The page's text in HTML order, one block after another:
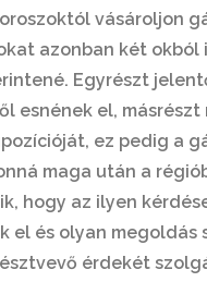
vásároljon
azonban két okból
Egyrészt
esnének el, másrészt
ez pedig a
maga után a
hogy az ilyen
el és olyan megoldás
érdekét